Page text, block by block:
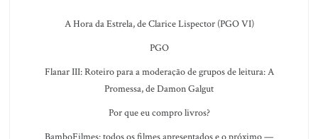
A Hora da Estrela, de Clarice Lispector (PGO VI)
PGO
Flanar III: Roteiro para a moderação de grupos de leitura: A
Promessa, de Damon Galgut
Por que eu compro livros?